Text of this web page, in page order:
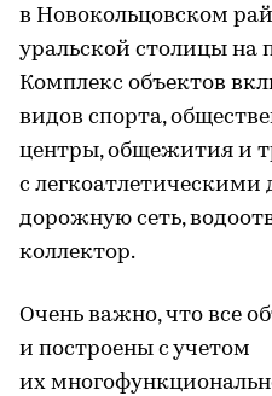
в Новокольцовском
уральской столицы на
Комплекс объектов
видов спорта,
центры, общежития и
с
дорожную сеть,
коллектор.
Очень важно, что все
и построены с учетом
их